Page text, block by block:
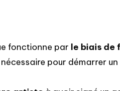
fonctionne par le biais de
pour démarrer